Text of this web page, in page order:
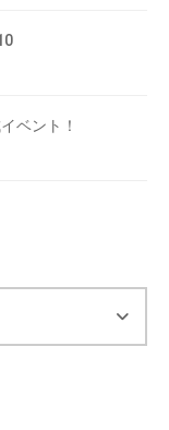
ベント！